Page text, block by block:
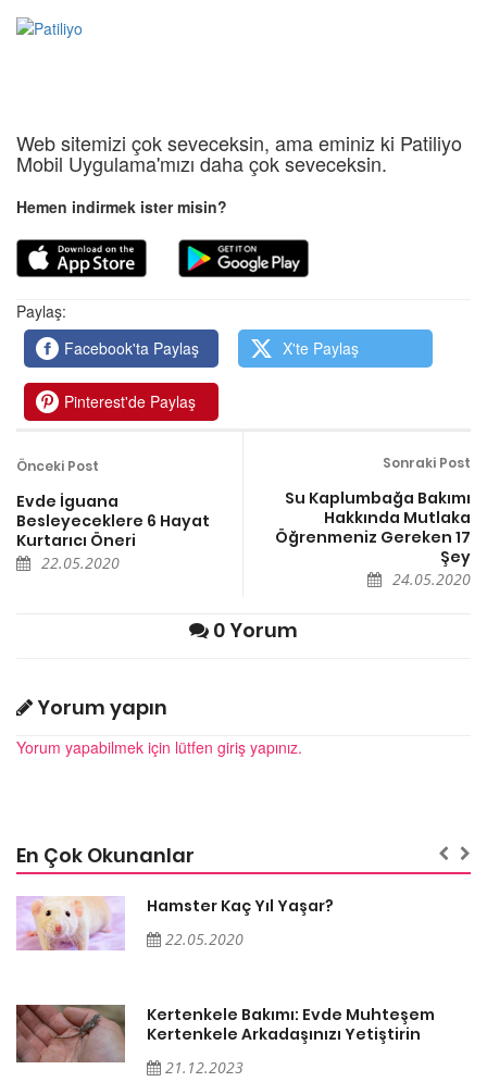
Web sitemizi çok seveceksin, ama eminiz ki Patiliyo
Mobil Uygulama'mızı daha çok seveceksin.
Hemen indirmek ister misin?
Paylaş:
Facebook'ta Paylaş
X'te Paylaş
Pinterest'de Paylaş
Önceki Post
Evde İguana
Besleyeceklere 6 Hayat
Kurtarıcı Öneri
22.05.2020
Sonraki Post
Su Kaplumbağa Bakımı
Hakkında Mutlaka
Öğrenmeniz Gereken 17
Şey
24.05.2020
0 Yorum
Yorum yapın
Yorum yapabilmek için lütfen giriş yapınız.
En Çok Okunanlar
Hamster Kaç Yıl Yaşar?
22.05.2020
Kertenkele Bakımı: Evde Muhteşem
Kertenkele Arkadaşınızı Yetiştirin
21.12.2023